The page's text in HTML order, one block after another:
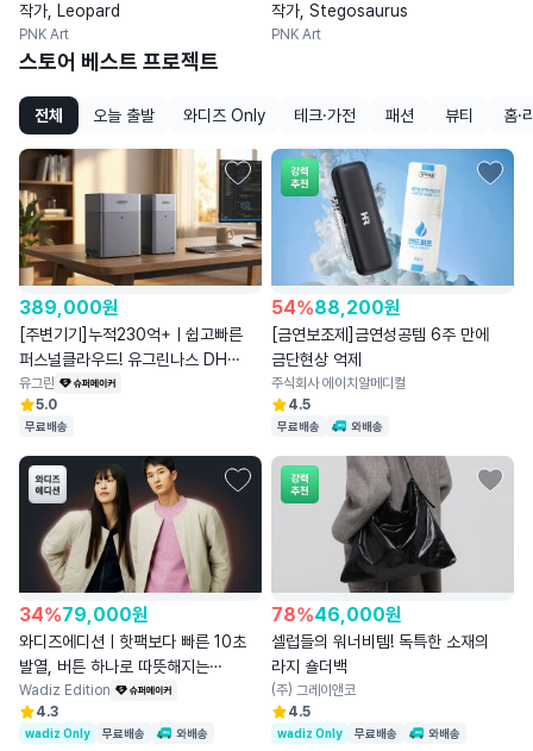
작가, Leopard
PNK Art
작가, Stegosaurus
PNK Art
스토어 베스트 프로젝트
전체 오늘 출발 와디즈 Only 테크·가전 패션 뷰티 홈·
389,000원
[주변기기]누적230억+ㅣ쉽고빠른
퍼스널클라우드! 유그린나스 DH
시리즈
유그린
5.0
무료배송
54%88,200원
[금연보조제]금연성공템 6주 만에
금단현상 억제
주식회사 에이치알메디컬
4.5
무료배송 와배송
34%79,000원
와디즈에디션ㅣ핫팩보다 빠른 10초
발열, 버튼 하나로 따뜻해지는
히팅점퍼
Wadiz Edition
4.3
wadiz Only 무료배송 와배송
78%46,000원
셀럽들의 워너비템! 독특한 소재의
라지 숄더백
(주) 그레이앤코
4.5
wadiz Only 무료배송 와배송